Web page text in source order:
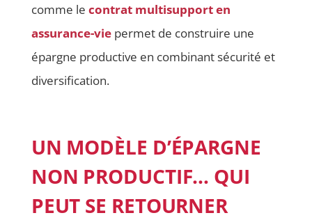
comme le contrat multisupport en
assurance-viepermet de construire une
épargne productive en combinant sécurité et
diversification.
UN MODÈLE D’ÉPARGNE
NON PRODUCTIF… QUI
PEUT SE RETOURNER